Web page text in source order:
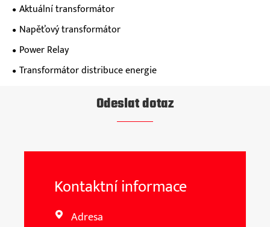
Aktuální transformátor
Napěťový transformátor
Power Relay
Transformátor distribuce energie
Odeslat dotaz
Kontaktní informace
 Adresa